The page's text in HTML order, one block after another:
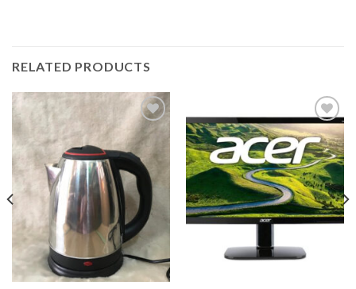
RELATED PRODUCTS
Thêm
vào
yêu
thích
Thêm
vào
yêu
thích